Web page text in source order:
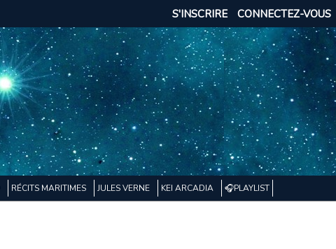
CONNECTEZ-VOUS
S'INSCRIRE
RÉCITS MARITIMES JULES VERNE KEI ARCADIA 🎧PLAYLIST